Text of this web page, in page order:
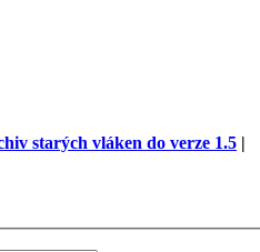
starých vláken do verze 1.5 |